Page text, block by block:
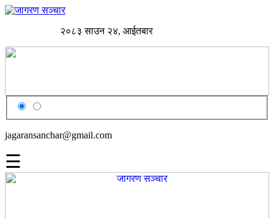
२०८३ साउन २४, आईतबार
jagaransanchar@gmail.com
☰